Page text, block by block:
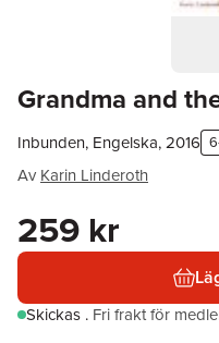
Grandma and
Inbunden, Engelska, 2016
Av Karin Linderoth
259 kr
Skickas . Fri frakt för